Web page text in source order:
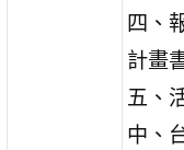
四、
計畫
五、
中、